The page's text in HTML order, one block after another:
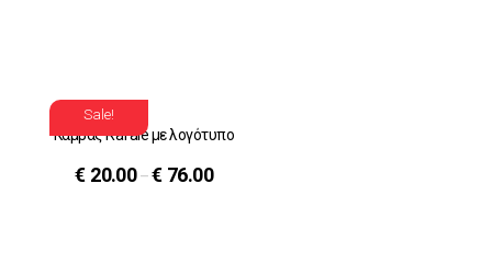
Sale!
Καμβάς Rafale με λογότυπο
€ 20.00–€ 76.00